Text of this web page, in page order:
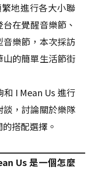
地進行各大小聯
在覺醒音樂節、
樂節，本次採訪
的簡單生活節街
I Mean Us 進行
，討論關於樂隊
搭配選擇。
Us 是一個怎麼